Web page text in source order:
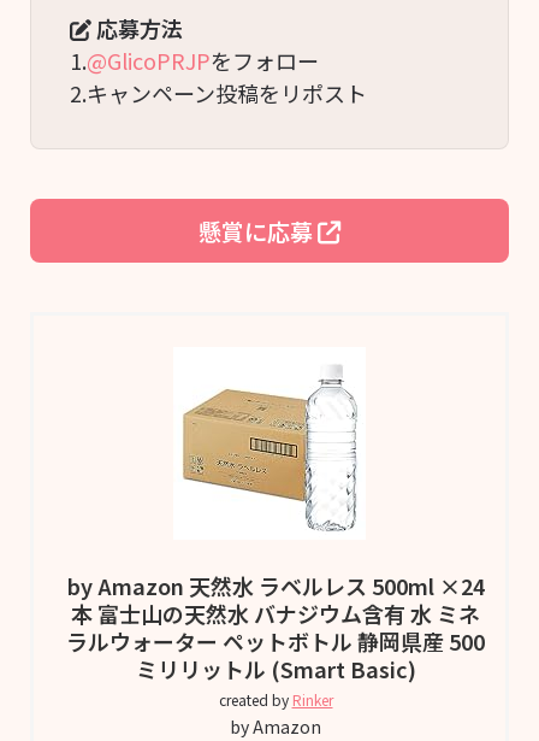
応募方法
1.@GlicoPRJPをフォロー
2.キャンペーン投稿をリポスト
懸賞に応募
by Amazon 天然水 ラベルレス 500ml ×24
本 富士山の天然水 バナジウム含有 水 ミネ
ラルウォーター ペットボトル 静岡県産 500
ミリリットル (Smart Basic)
created by Rinker
by Amazon